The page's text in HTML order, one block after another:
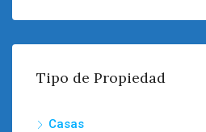
Tipo de Propiedad
Casas